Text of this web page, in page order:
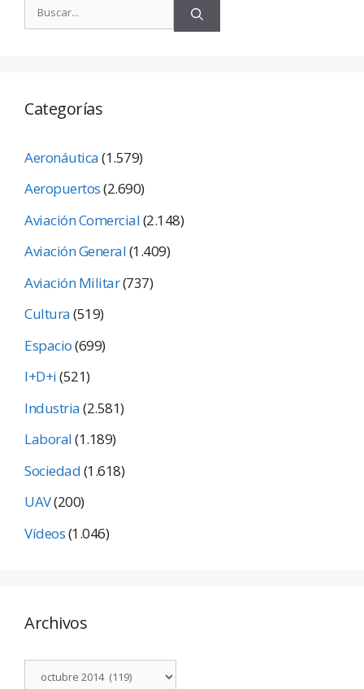
Categorías
Aeronáutica(1.579)
Aeropuertos(2.690)
Aviación Comercial(2.148)
Aviación General(1.409)
Aviación Militar(737)
Cultura(519)
Espacio(699)
I+D+i(521)
Industria(2.581)
Laboral(1.189)
Sociedad(1.618)
UAV(200)
Vídeos(1.046)
Archivos